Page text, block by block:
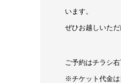
います。
ぜひお越しいただ
ご予約はチラシ
※チケット代金は